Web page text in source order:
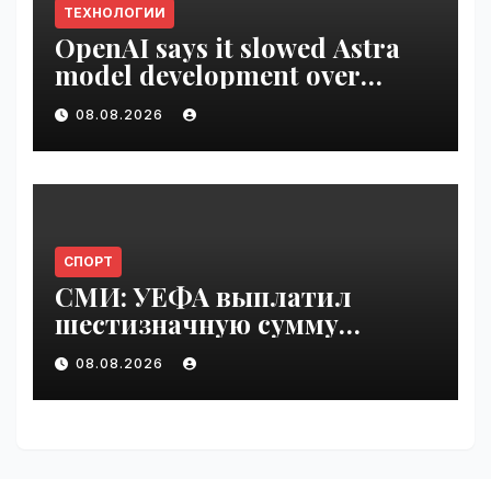
ТЕХНОЛОГИИ
OpenAI says it slowed Astra
model development over
security concerns | VseTime.ru
08.08.2026
СПОРТ
СМИ: УЕФА выплатил
шестизначную сумму
любовнице Инфантино |
VseTime.ru
08.08.2026